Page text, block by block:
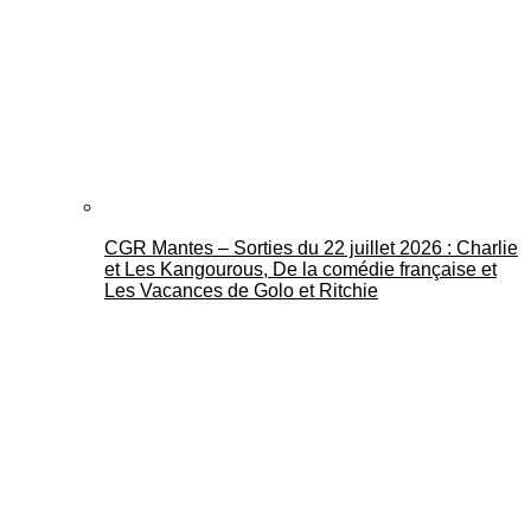
CGR Mantes – Sorties du 22 juillet 2026 : Charlie
et Les Kangourous, De la comédie française et
Les Vacances de Golo et Ritchie